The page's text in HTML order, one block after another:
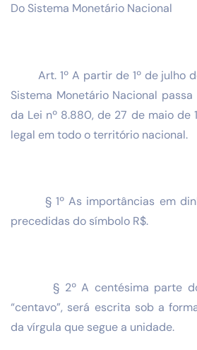
Do Sistema Monetário Nacional
Art. 1º A partir de 1º de julho
Sistema Monetário Nacional passa
da Lei nº 8.880, de 27 de maio de
legal em todo o território nacional.
§ 1º As importâncias em
precedidas do símbolo R$.
§ 2º A centésima parte do
“centavo”, será escrita sob a
da vírgula que segue a unidade.